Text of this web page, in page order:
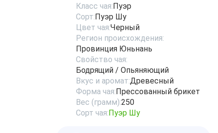
Класс чая:Пуэр
Сорт:Пуэр Шу
Цвет чая:Черный
Регион происхождения:
Провинция Юньнань
Свойство чая:
Бодрящий / Опьяняющий
Вкус и аромат:Древесный
Форма чая:Прессованный брикет
Вес (грамм):250
Сорт чая:Пуэр Шу